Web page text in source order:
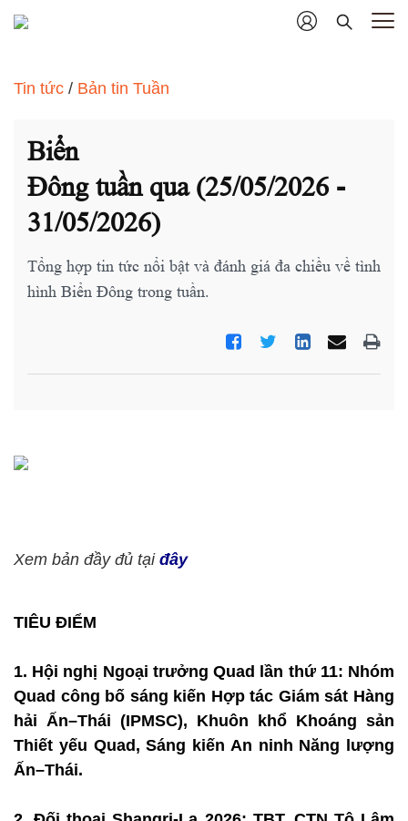
Tin tức / Bản tin Tuần
Biển
Đông tuần qua (25/05/2026 -
31/05/2026)
Tổng hợp tin tức nổi bật và đánh giá đa chiều về tình
hình Biển Đông trong tuần.
Xem bản đầy đủ tại đây
TIÊU ĐIỂM
1. Hội nghị Ngoại trưởng Quad lần thứ 11: Nhóm
Quad công bố sáng kiến Hợp tác Giám sát Hàng
hải Ấn–Thái (IPMSC), Khuôn khổ Khoáng sản
Thiết yếu Quad, Sáng kiến An ninh Năng lượng
Ấn–Thái.